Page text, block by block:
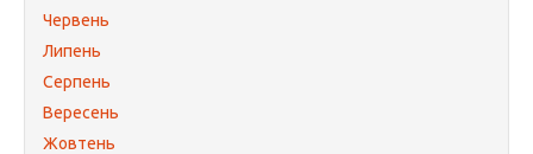
Червень
Липень
Серпень
Вересень
Жовтень